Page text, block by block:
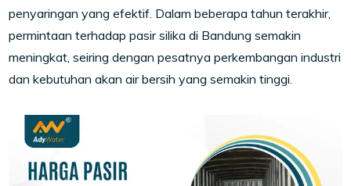
penyaringan yang efektif. Dalam beberapa tahun terakhir,
permintaan terhadap pasir silika di Bandung semakin
meningkat, seiring dengan pesatnya perkembangan industri
dan kebutuhan akan air bersih yang semakin tinggi.